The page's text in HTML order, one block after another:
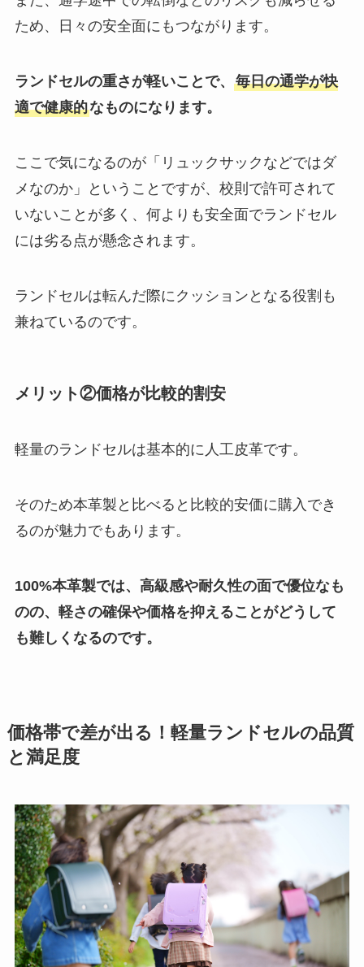
ため、日々の安全面にもつながります。
ランドセルの重さが軽いことで、 毎日の通学が快
適で健康的なものになります。
ここで気になるのが「リュックサックなどではダ
メなのか」ということですが、校則で許可されて
いないことが多く、何よりも安全面でランドセル
には劣る点が懸念されます。
ランドセルは転んだ際にクッションとなる役割も
兼ねているのです。
メリット②価格が比較的割安
軽量のランドセルは基本的に人工皮革です。
そのため本革製と比べると比較的安価に購入でき
るのが魅力でもあります。
100%本革製では、高級感や耐久性の面で優位なも
のの、軽さの確保や価格を抑えることがどうして
も難しくなるのです。
価格帯で差が出る！軽量ランドセルの品質
と満足度